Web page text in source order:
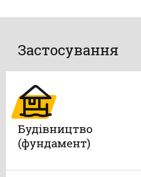
Застосування
Будівництво
(фундамент)